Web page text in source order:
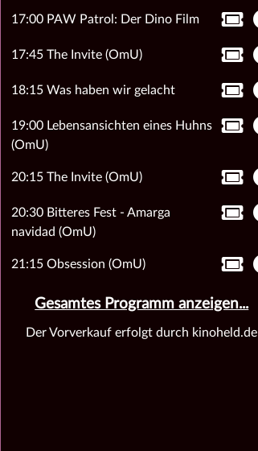
17:00 PAW Patrol: Der Dino Film
17:45 The Invite (OmU)
18:15 Was haben wir gelacht
19:00 Lebensansichten eines Huhns
(OmU)
20:15 The Invite (OmU)
20:30 Bitteres Fest - Amarga
navidad (OmU)
21:15 Obsession (OmU)
Gesamtes Programm anzeigen...
Der Vorverkauf erfolgt durch kinoheld.de